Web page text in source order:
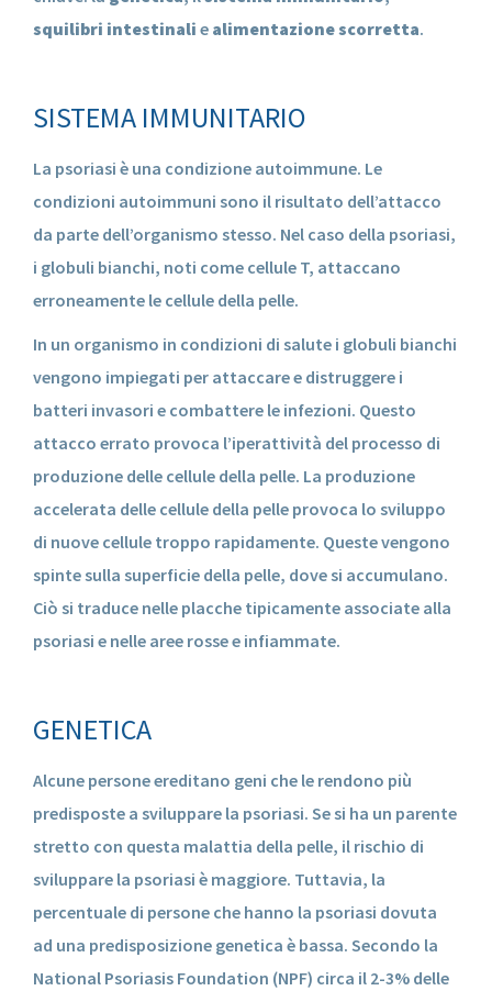
squilibri intestinali e alimentazione scorretta.
SISTEMA IMMUNITARIO
La psoriasi è una condizione autoimmune. Le
condizioni autoimmuni sono il risultato dell’attacco
da parte dell’organismo stesso. Nel caso della psoriasi,
i globuli bianchi, noti come cellule T, attaccano
erroneamente le cellule della pelle.
In un organismo in condizioni di salute i globuli bianchi
vengono impiegati per attaccare e distruggere i
batteri invasori e combattere le infezioni. Questo
attacco errato provoca l’iperattività del processo di
produzione delle cellule della pelle. La produzione
accelerata delle cellule della pelle provoca lo sviluppo
di nuove cellule troppo rapidamente. Queste vengono
spinte sulla superficie della pelle, dove si accumulano.
Ciò si traduce nelle placche tipicamente associate alla
psoriasi e nelle aree rosse e infiammate.
GENETICA
Alcune persone ereditano geni che le rendono più
predisposte a sviluppare la psoriasi. Se si ha un parente
stretto con questa malattia della pelle, il rischio di
sviluppare la psoriasi è maggiore. Tuttavia, la
percentuale di persone che hanno la psoriasi dovuta
ad una predisposizione genetica è bassa. Secondo la
National Psoriasis Foundation (NPF) circa il 2-3% delle